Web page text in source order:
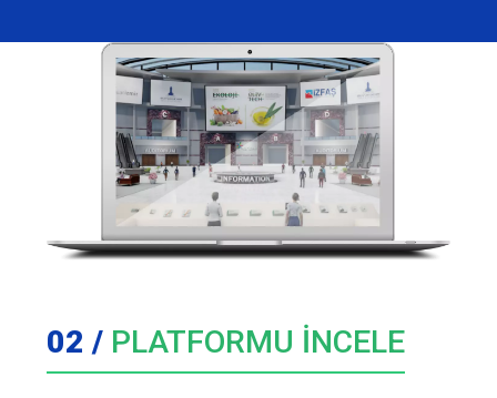
02 / PLATFORMU İNCELE